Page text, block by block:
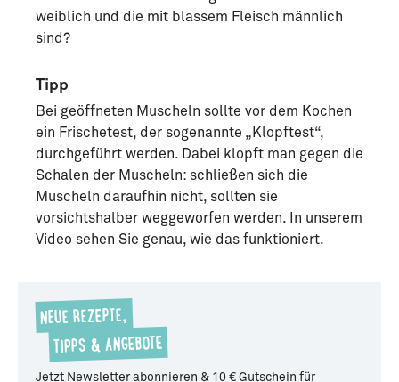
weiblich und die mit blassem Fleisch männlich
sind?
Tipp
Bei geöffneten Muscheln sollte vor dem Kochen
ein Frischetest, der sogenannte „Klopftest“,
durchgeführt werden. Dabei klopft man gegen die
Schalen der Muscheln: schließen sich die
Muscheln daraufhin nicht, sollten sie
vorsichtshalber weggeworfen werden. In unserem
Video sehen Sie genau, wie das funktioniert.
NEUE REZEPTE,
TIPPS & ANGEBOTE
Jetzt Newsletter abonnieren & 10 € Gutschein für